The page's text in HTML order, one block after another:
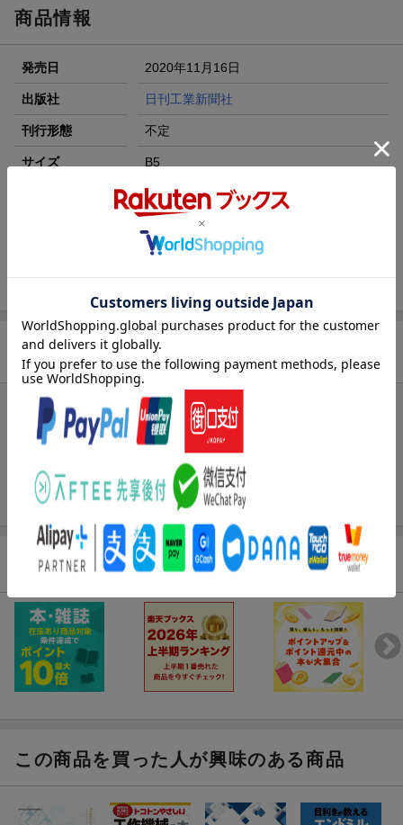
が当たる！
楽天モバイル紹介キャンペーンの拡散で300円OFFクーポン
進呈
条件達成で楽天限定・宝塚歌劇 宙組貸切公演ペアチケット
が当たる
商品情報
発売日 2020年11月16日
出版社 日刊工業新聞社
刊行形態 不定
サイズ B5
楽天ブックス雑誌
02816
4910028161200
商品レビュー
まだレビューがありません。
関連特集
この商品を買った人が興味のある商品